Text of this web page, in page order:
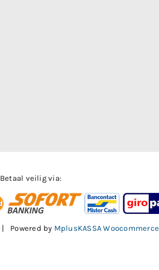
Betaal veilig via:
| Powered by MplusKASSA Woocommerce